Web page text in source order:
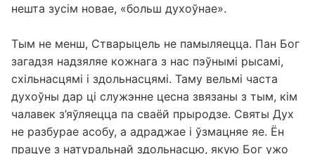
дзейнічаць. Здаецца, што мы абавязаны шукаць
Тым не менш, Стварыцель не памыляецца. Пан Бог
загадзя надзяляе кожнага з нас пэўнымі рысамі,
схільнасцямі і здольнасцямі. Таму вельмі часта
духоўны дар ці служэнне цесна звязаны з тым, кім
чалавек з’яўляецца па сваёй прыродзе. Святы Дух
не разбурае асобу, а адраджае і ўзмацняе яе. Ён